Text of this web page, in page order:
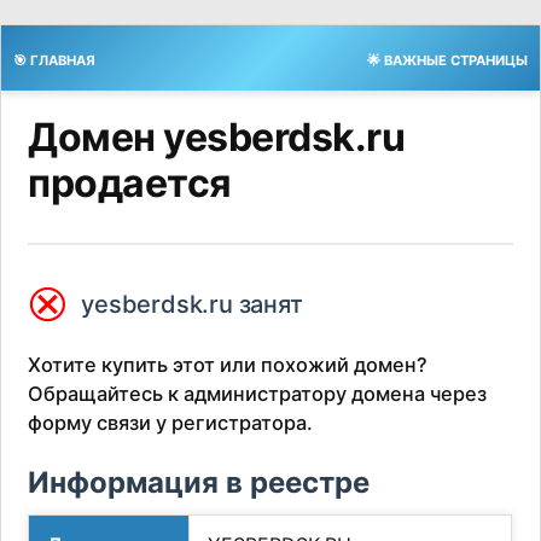
🎯 ГЛАВНАЯ 🌟 ВАЖНЫЕ СТРАНИЦЫ
Домен yesberdsk.ru
продается
⮿ yesberdsk.ru занят
Хотите купить этот или похожий домен?
Обращайтесь к администратору домена через
форму связи у регистратора.
Информация в реестре